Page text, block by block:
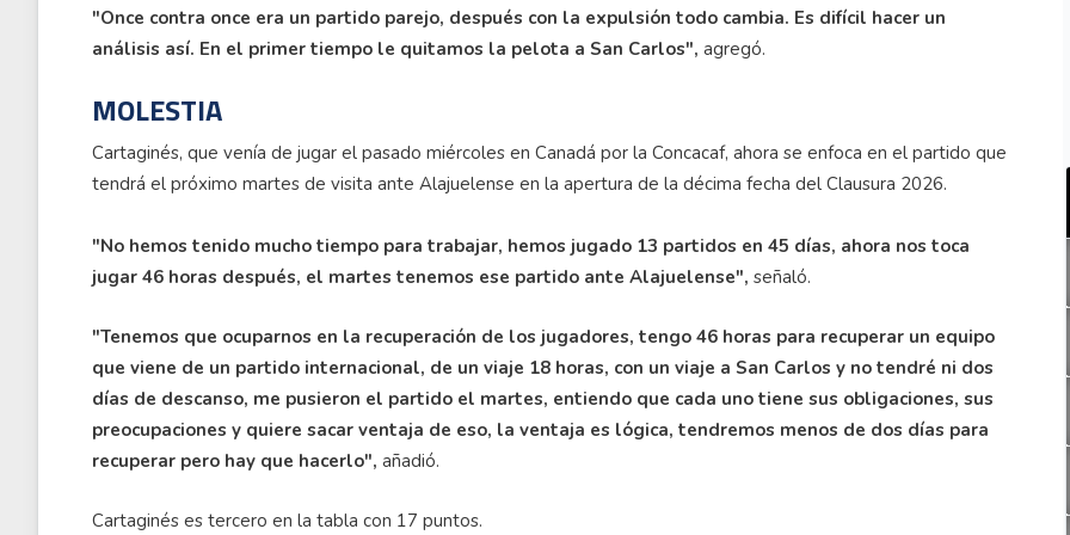
"Once contra once era un partido parejo, después con la expulsión todo cambia. Es difícil hacer un
análisis así. En el primer tiempo le quitamos la pelota a San Carlos", agregó.
MOLESTIA
Cartaginés, que venía de jugar el pasado miércoles en Canadá por la Concacaf, ahora se enfoca en el partido que
tendrá el próximo martes de visita ante Alajuelense en la apertura de la décima fecha del Clausura 2026.
"No hemos tenido mucho tiempo para trabajar, hemos jugado 13 partidos en 45 días, ahora nos toca
jugar 46 horas después, el martes tenemos ese partido ante Alajuelense", señaló.
"Tenemos que ocuparnos en la recuperación de los jugadores, tengo 46 horas para recuperar un equipo
que viene de un partido internacional, de un viaje 18 horas, con un viaje a San Carlos y no tendré ni dos
días de descanso, me pusieron el partido el martes, entiendo que cada uno tiene sus obligaciones, sus
preocupaciones y quiere sacar ventaja de eso, la ventaja es lógica, tendremos menos de dos días para
recuperar pero hay que hacerlo", añadió.
Cartaginés es tercero en la tabla con 17 puntos.